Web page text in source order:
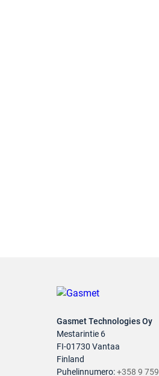
Gasmet Technologies Oy
Mestarintie 6
FI-01730 Vantaa
Finland
Puhelinnumero:+358 9